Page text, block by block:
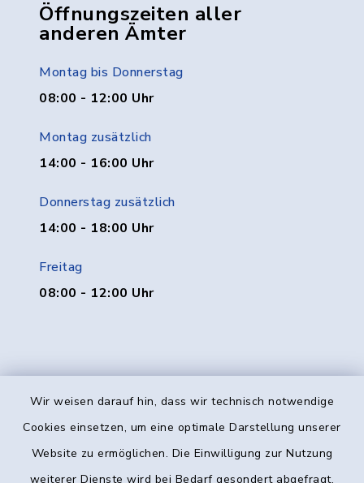
Wir weisen darauf hin, dass wir technisch notwendige
Cookies einsetzen, um eine optimale Darstellung unserer
Website zu ermöglichen. Die Einwilligung zur Nutzung
weiterer Dienste wird bei Bedarf gesondert abgefragt.
Öffnungszeiten aller
anderen Ämter
Montag bis Donnerstag
08:00 - 12:00 Uhr
Montag zusätzlich
14:00 - 16:00 Uhr
Donnerstag zusätzlich
14:00 - 18:00 Uhr
Freitag
08:00 - 12:00 Uhr
Kontakt